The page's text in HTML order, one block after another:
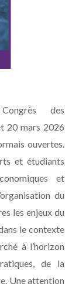
des
20 mars 2026
ouvertes.
et étudiants
et
du
les enjeux du
le contexte
à l’horizon
de la
Une attention